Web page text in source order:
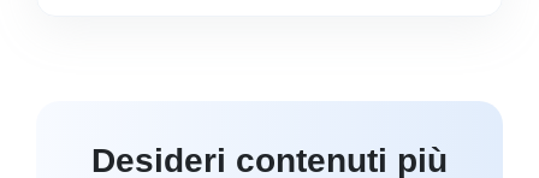
Desideri contenuti più